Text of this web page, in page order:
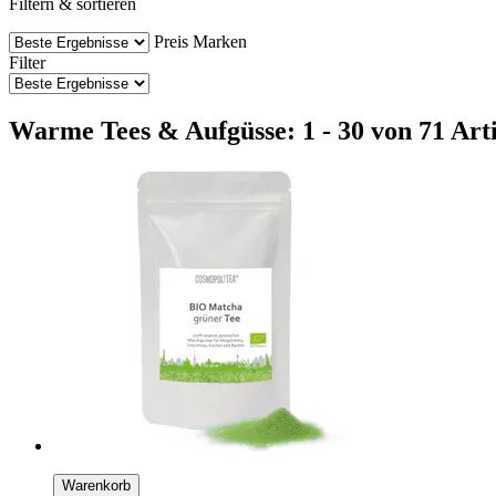
Preis Marken
Filter
Warme Tees & Aufgüsse: 1 - 30 von 71
Warenkorb